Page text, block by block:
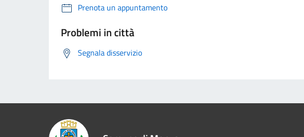
Prenota un appuntamento
Problemi in città
Segnala disservizio